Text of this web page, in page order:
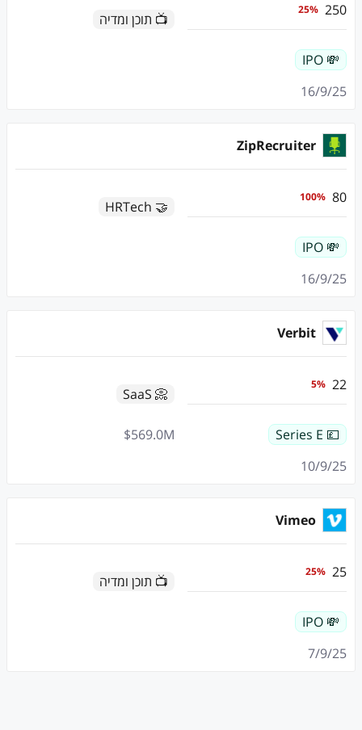
250
%
25
📺 תוכן ומדיה
💸 IPO
16/9/25
ZipRecruiter
80
%
100
🤝 HRTech
💸 IPO
16/9/25
Verbit
22
%
5
📀 SaaS
💷 Series E
M
569.0
$
10/9/25
Vimeo
25
%
25
📺 תוכן ומדיה
💸 IPO
7/9/25